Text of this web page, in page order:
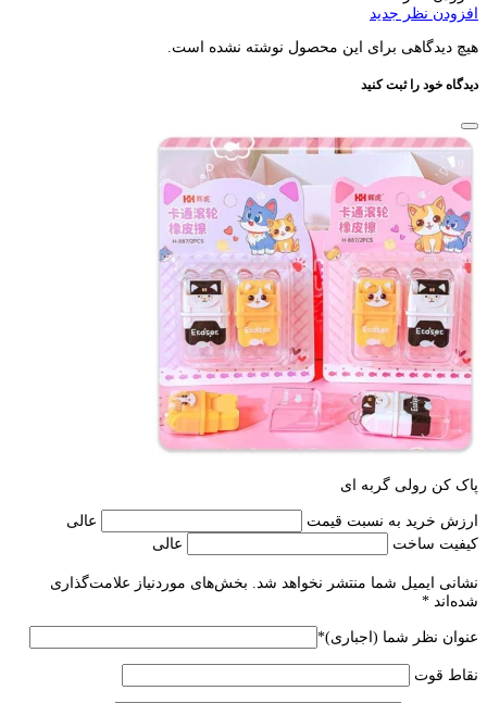
افزودن نظر جدید
هیچ دیدگاهی برای این محصول نوشته نشده است.
دیدگاه خود را ثبت کنید
پاک کن رولی گربه ای
ارزش خرید به نسبت قیمت
عالی
کیفیت ساخت
عالی
نشانی ایمیل شما منتشر نخواهد شد.
بخش‌های موردنیاز علامت‌گذاری
شده‌اند *
عنوان نظر شما (اجباری)*
نقاط قوت